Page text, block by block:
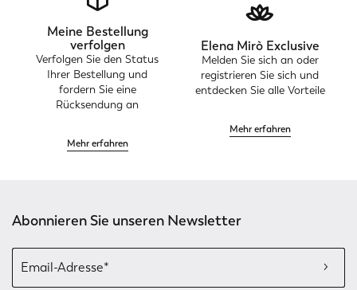
Meine Bestellung
verfolgen
Verfolgen Sie den Status
Ihrer Bestellung und
fordern Sie eine
Rücksendung an
Mehr erfahren
Elena Mirò Exclusive
Melden Sie sich an oder
registrieren Sie sich und
entdecken Sie alle Vorteile
Mehr erfahren
Abonnieren Sie unseren Newsletter